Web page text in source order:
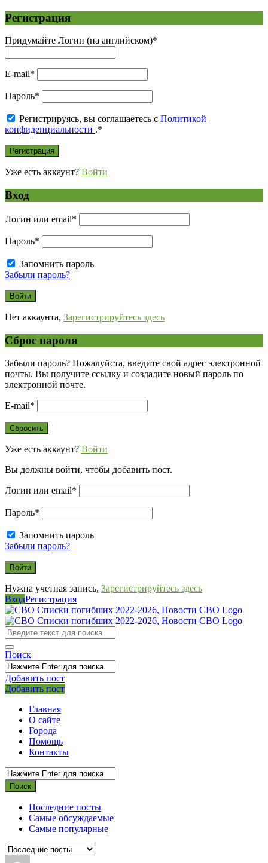
Регистрация
Придумайте Логин (на английском)*
E-mail*
Пароль*
Регистрируясь, вы соглашаетесь с Политикой
конфиденциальности .*
Уже есть аккаунт? Войти
Вход
Логин или email*
Пароль*
Запомнить пароль
Забыли пароль?
Нет аккаунта, Зарегистрируйтесь здесь
Сброс пароля
Забыли пароль? Пожалуйста, введите свой адрес электронной
почты. Вы получите ссылку и создадите новый пароль по
электронной почте.
E-mail*
Уже есть аккаунт? Войти
Вы должны войти, чтобы добавить пост.
Логин или email*
Пароль*
Запомнить пароль
Забыли пароль?
Нужна учетная запись, Зарегистрируйтесь здесь
ВходРегистрация
СВО
Списки
погибших
2022-
2026,
Новости
СВО
Поиск
Добавить пост
Мобильное
меню
Выйти
Добавить пост
Главная
О сайте
Города
Помощь
Контакты
Последние посты
Самые обсуждаемые
Самые популярные